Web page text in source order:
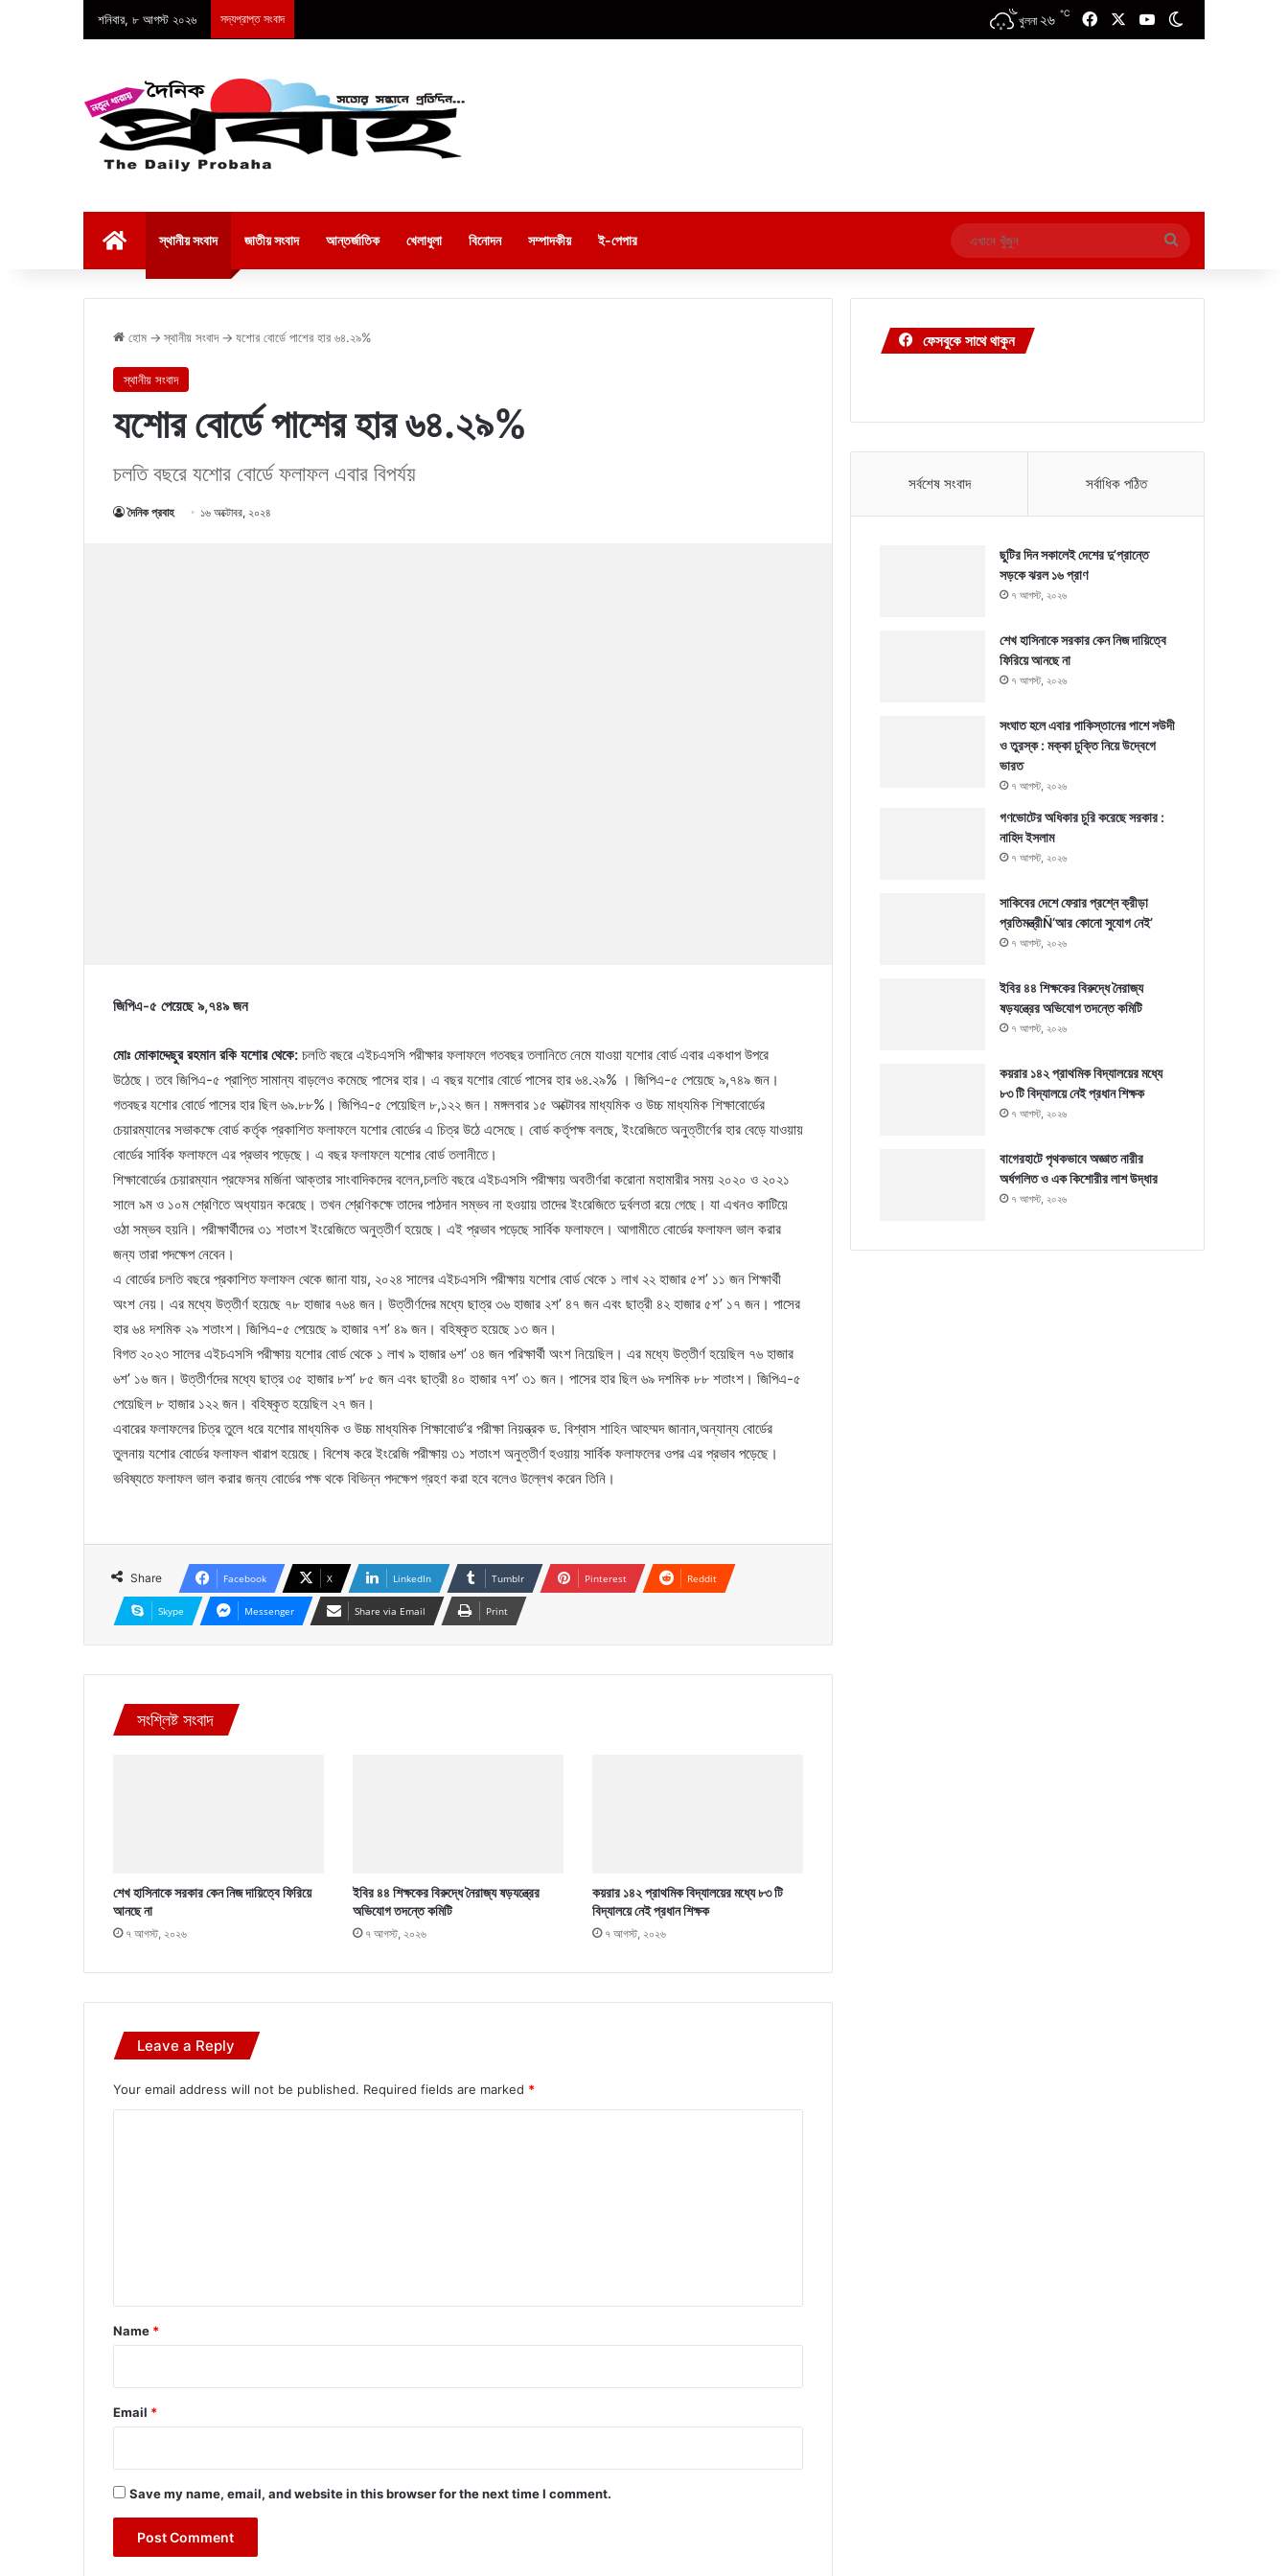
শনিবার, ৮ আগস্ট ২০২৬ সদ্যপ্রাপ্ত সংবাদ খুলনা ২৬ ℃ FacebookYouTube
স্থানীয় সংবাদ জাতীয় সংবাদ আন্তর্জাতিক খেলাধুলা বিনোদন সম্পাদকীয় ই-পেপার
এখানে
খুঁজুন
হোম → স্থানীয় সংবাদ → যশোর বোর্ডে পাশের হার ৬৪.২৯%
স্থানীয় সংবাদ
যশোর বোর্ডে পাশের হার ৬৪.২৯%
চলতি বছরে যশোর বোর্ডে ফলাফল এবার বিপর্যয়
দৈনিক প্রবাহ ১৬ অক্টোবর, ২০২৪
জিপিএ-৫ পেয়েছে ৯,৭৪৯ জন
মোঃ মোকাদ্দেছুর রহমান রকি যশোর থেকে: চলতি বছরে এইচএসসি পরীক্ষার ফলাফলে গতবছর তলানিতে নেমে যাওয়া যশোর বোর্ড এবার একধাপ উপরে
উঠেছে। তবে জিপিএ-৫ প্রাপ্তি সামান্য বাড়লেও কমেছে পাসের হার। এ বছর যশোর বোর্ডে পাসের হার ৬৪.২৯% । জিপিএ-৫ পেয়েছে ৯,৭৪৯ জন।
গতবছর যশোর বোর্ডে পাসের হার ছিল ৬৯.৮৮%। জিপিএ-৫ পেয়েছিল ৮,১২২ জন। মঙ্গলবার ১৫ অক্টোবর মাধ্যমিক ও উচ্চ মাধ্যমিক শিক্ষাবোর্ডের
চেয়ারম্যানের সভাকক্ষে বোর্ড কর্তৃক প্রকাশিত ফলাফলে যশোর বোর্ডের এ চিত্র উঠে এসেছে। বোর্ড কর্তৃপক্ষ বলছে, ইংরেজিতে অনুত্তীর্ণের হার বেড়ে যাওয়ায়
বোর্ডের সার্বিক ফলাফলে এর প্রভাব পড়েছে। এ বছর ফলাফলে যশোর বোর্ড তলানীতে।
শিক্ষাবোর্ডের চেয়ারম্যান প্রফেসর মর্জিনা আক্তার সাংবাদিকদের বলেন,চলতি বছরে এইচএসসি পরীক্ষায় অবতীর্ণরা করোনা মহামারীর সময় ২০২০ ও ২০২১
সালে ৯ম ও ১০ম শ্রেণিতে অধ্যায়ন করেছে। তখন শ্রেণিকক্ষে তাদের পাঠদান সম্ভব না হওয়ায় তাদের ইংরেজিতে দুর্বলতা রয়ে গেছে। যা এখনও কাটিয়ে
ওঠা সম্ভব হয়নি। পরীক্ষার্থীদের ৩১ শতাংশ ইংরেজিতে অনুত্তীর্ণ হয়েছে। এই প্রভাব পড়েছে সার্বিক ফলাফলে। আগামীতে বোর্ডের ফলাফল ভাল করার
জন্য তারা পদক্ষেপ নেবেন।
এ বোর্ডের চলতি বছরে প্রকাশিত ফলাফল থেকে জানা যায়, ২০২৪ সালের এইচএসসি পরীক্ষায় যশোর বোর্ড থেকে ১ লাখ ২২ হাজার ৫শ’ ১১ জন শিক্ষার্থী
অংশ নেয়। এর মধ্যে উত্তীর্ণ হয়েছে ৭৮ হাজার ৭৬৪ জন। উত্তীর্ণদের মধ্যে ছাত্র ৩৬ হাজার ২শ’ ৪৭ জন এবং ছাত্রী ৪২ হাজার ৫শ’ ১৭ জন। পাসের
হার ৬৪ দশমিক ২৯ শতাংশ। জিপিএ-৫ পেয়েছে ৯ হাজার ৭শ’ ৪৯ জন। বহিষ্কৃত হয়েছে ১৩ জন।
বিগত ২০২৩ সালের এইচএসসি পরীক্ষায় যশোর বোর্ড থেকে ১ লাখ ৯ হাজার ৬শ’ ৩৪ জন পরিক্ষার্থী অংশ নিয়েছিল। এর মধ্যে উত্তীর্ণ হয়েছিল ৭৬ হাজার
৬শ’ ১৬ জন। উত্তীর্ণদের মধ্যে ছাত্র ৩৫ হাজার ৮শ’ ৮৫ জন এবং ছাত্রী ৪০ হাজার ৭শ’ ৩১ জন। পাসের হার ছিল ৬৯ দশমিক ৮৮ শতাংশ। জিপিএ-৫
পেয়েছিল ৮ হাজার ১২২ জন। বহিষ্কৃত হয়েছিল ২৭ জন।
এবারের ফলাফলের চিত্র তুলে ধরে যশোর মাধ্যমিক ও উচ্চ মাধ্যমিক শিক্ষাবোর্ড’র পরীক্ষা নিয়ন্ত্রক ড. বিশ্বাস শাহিন আহম্মদ জানান,অন্যান্য বোর্ডের
তুলনায় যশোর বোর্ডের ফলাফল খারাপ হয়েছে। বিশেষ করে ইংরেজি পরীক্ষায় ৩১ শতাংশ অনুত্তীর্ণ হওয়ায় সার্বিক ফলাফলের ওপর এর প্রভাব পড়েছে।
ভবিষ্যতে ফলাফল ভাল করার জন্য বোর্ডের পক্ষ থকে বিভিন্ন পদক্ষেপ গ্রহণ করা হবে বলেও উল্লেখ করেন তিনি।
Share Facebook X LinkedIn Tumblr Pinterest Reddit
Skype Messenger Share via Email Print
সংশ্লিষ্ট সংবাদ
শেখ হাসিনাকে সরকার কেন নিজ দায়িত্বে ফিরিয়ে
আনছে না
৭ আগস্ট, ২০২৬
ইবির ৪৪ শিক্ষকের বিরুদ্ধে নৈরাজ্য ষড়যন্ত্রের
অভিযোগ তদন্তে কমিটি
৭ আগস্ট, ২০২৬
কয়রার ১৪২ প্রাথমিক বিদ্যালয়ের মধ্যে ৮৩ টি
বিদ্যালয়ে নেই প্রধান শিক্ষক
৭ আগস্ট, ২০২৬
Leave a Reply
Your email address will not be published. Required fields are marked *
*
Name *
Email *
Save my name, email, and website in this browser for the next time I comment.
ফেসবুকে সাথে থাকুন
সর্বশেষ সংবাদ সর্বাধিক পঠিত
ছুটির দিন সকালেই দেশের দু’প্রান্তে
সড়কে ঝরল ১৬ প্রাণ
৭ আগস্ট, ২০২৬
শেখ হাসিনাকে সরকার কেন নিজ দায়িত্বে
ফিরিয়ে আনছে না
৭ আগস্ট, ২০২৬
সংঘাত হলে এবার পাকিস্তানের পাশে সউদী
ও তুরস্ক : মক্কা চুক্তি নিয়ে উদ্বেগে
ভারত
৭ আগস্ট, ২০২৬
গণভোটের অধিকার চুরি করেছে সরকার :
নাহিদ ইসলাম
৭ আগস্ট, ২০২৬
সাকিবের দেশে ফেরার প্রশ্নে ক্রীড়া
প্রতিমন্ত্রীÑ‘আর কোনো সুযোগ নেই’
৭ আগস্ট, ২০২৬
ইবির ৪৪ শিক্ষকের বিরুদ্ধে নৈরাজ্য
ষড়যন্ত্রের অভিযোগ তদন্তে কমিটি
৭ আগস্ট, ২০২৬
কয়রার ১৪২ প্রাথমিক বিদ্যালয়ের মধ্যে
৮৩ টি বিদ্যালয়ে নেই প্রধান শিক্ষক
৭ আগস্ট, ২০২৬
বাগেরহাটে পৃথকভাবে অজ্ঞাত নারীর
অর্ধগলিত ও এক কিশোরীর লাশ উদ্ধার
৭ আগস্ট, ২০২৬